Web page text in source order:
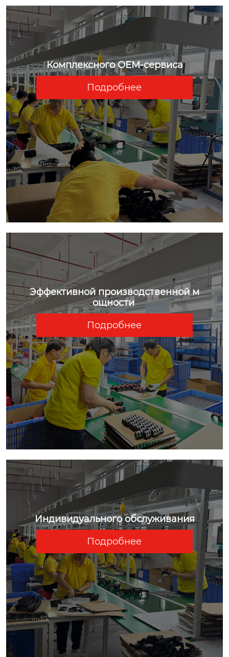
Комплексного OEM-сервиса
Подробнее
Эффективной производственной м
ощности
Подробнее
Индивидуального обслуживания
Подробнее